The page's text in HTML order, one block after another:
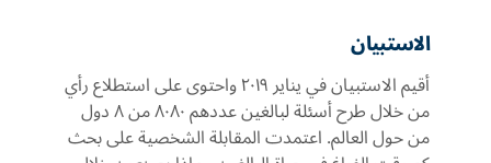
الاستبيان
أقيم الاستبيان في يناير ٢٠١٩ واحتوى على استطلاع رأي
من خلال طرح أسئلة لبالغين عددهم ٨٠٨٠ من ٨ دول
من حول العالم. اعتمدت المقابلة الشخصية على بحث